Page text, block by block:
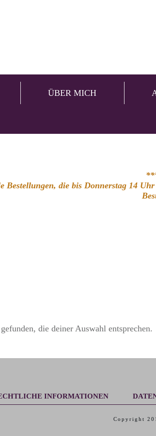
ÜBER MICH
Bestellungen, die bis Donnerstag 14
die deiner Auswahl entsprechen.
INFORMATIONEN
Copyright